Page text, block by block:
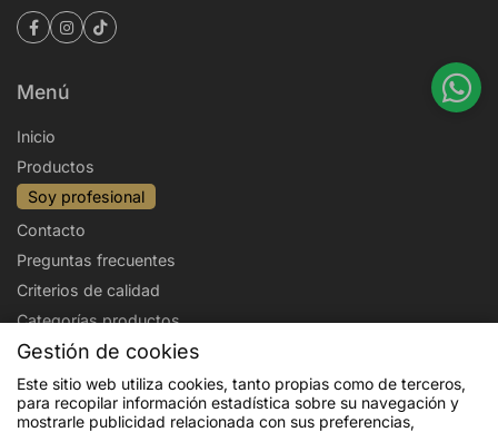
Gestión de cookies
Este sitio web utiliza cookies, tanto propias como de terceros,
para recopilar información estadística sobre su navegación y
mostrarle publicidad relacionada con sus preferencias,
Menú
Inicio
Productos
Soy profesional
Contacto
Preguntas frecuentes
Criterios de calidad
Categorías productos
Aviso legal
Política de privacidad
Politica de cookies
Condiciones de venta